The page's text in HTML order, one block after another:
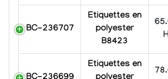
BC-236707
Etiquettes en
polyester
B8423
Etiquettes en